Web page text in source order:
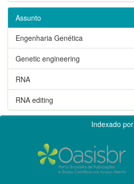
Assunto
Engenharia Genética
Genetic engineering
RNA
RNA editing
Indexado por